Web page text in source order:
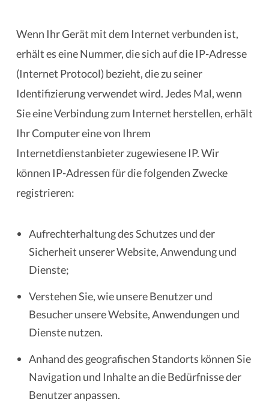
Wenn Ihr Gerät mit dem Internet verbunden ist,
erhält es eine Nummer, die sich auf die IP-Adresse
(Internet Protocol) bezieht, die zu seiner
Identifizierung verwendet wird. Jedes Mal, wenn
Sie eine Verbindung zum Internet herstellen, erhält
Ihr Computer eine von Ihrem
Internetdienstanbieter zugewiesene IP. Wir
können IP-Adressen für die folgenden Zwecke
registrieren:
Aufrechterhaltung des Schutzes und der
Sicherheit unserer Website, Anwendung und
Dienste;
Verstehen Sie, wie unsere Benutzer und
Besucher unsere Website, Anwendungen und
Dienste nutzen.
Anhand des geografischen Standorts können Sie
Navigation und Inhalte an die Bedürfnisse der
Benutzer anpassen.